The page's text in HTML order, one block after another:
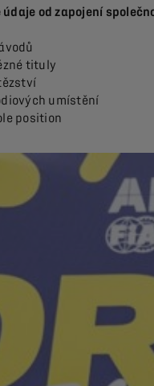
údaje od zapojení
tituly
umístění
position